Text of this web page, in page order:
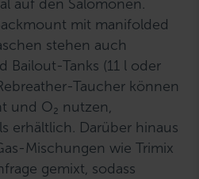
auf den Salomonen.
mit manifolded
stehen auch
Bailout-Tanks (11 l oder
Taucher können
und O₂ nutzen,
erhältlich. Darüber hinaus
Mischungen wie Trimix
gemixt, sodass